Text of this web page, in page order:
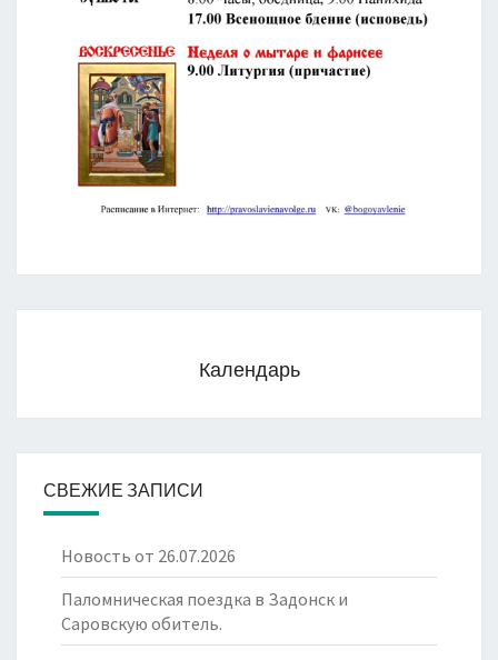
Календарь
СВЕЖИЕ ЗАПИСИ
Новость от 26.07.2026
Паломническая поездка в Задонск и
Саровскую обитель.